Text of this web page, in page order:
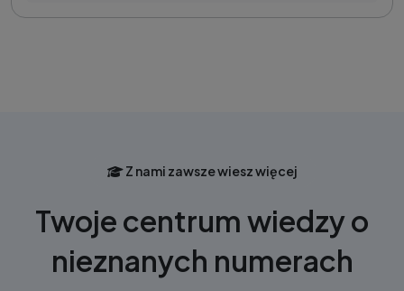
Z nami zawsze wiesz więcej
Twoje centrum wiedzy o
nieznanych numerach